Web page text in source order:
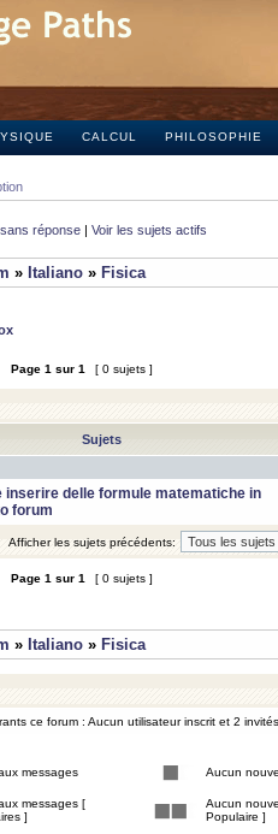
CALCUL PHILOSOPHIE
réponse | Voir les sujets actifs
» Italiano » Fisica
Page 1 sur 1 [ 0 sujets ]
Sujets
inserire delle formule matematiche in
forum
Afficher les sujets précédents:
Page 1 sur 1 [ 0 sujets ]
» Italiano » Fisica
ce forum : Aucun utilisateur inscrit et 2 invités
messages Aucun
messages [
]
Aucun
Populaire ]